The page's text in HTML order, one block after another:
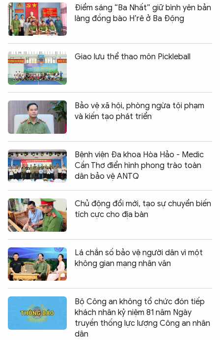
Điểm sáng “Ba Nhất” giữ bình yên bản
làng đồng bào H’rê ở Ba Động
Giao lưu thể thao môn Pickleball
Bảo vệ xã hội, phòng ngừa tội phạm
và kiến tạo phát triển
Bệnh viện Đa khoa Hòa Hảo - Medic
Cần Thơ điển hình phong trào toàn
dân bảo vệ ANTQ
Chủ động đổi mới, tạo sự chuyển biến
tích cực cho địa bàn
Lá chắn số bảo vệ người dân vì một
không gian mạng nhân văn
Bộ Công an không tổ chức đón tiếp
khách nhân kỷ niệm 81 năm Ngày
truyền thống lực lượng Công an nhân
dân